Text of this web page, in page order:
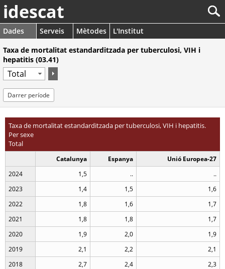
idescat
Dades Serveis Mètodes
L'Institut
Taxa de mortalitat estandarditzada per tuberculosi, VIH i
hepatitis (03.41)
Darrer període
Taxa de mortalitat estandarditzada per tuberculosi, VIH i hepatitis.
Per sexe
Total
Catalunya Espanya
Unió Europea-27
2024
1,5 ..
..
2023
1,4 1,5
1,6
2022
1,8 1,6
1,7
2021
1,8 1,8
1,7
2020
1,9 2,0
1,9
2019
2,1 2,2
2,1
2018
2,7 2,4
2,3